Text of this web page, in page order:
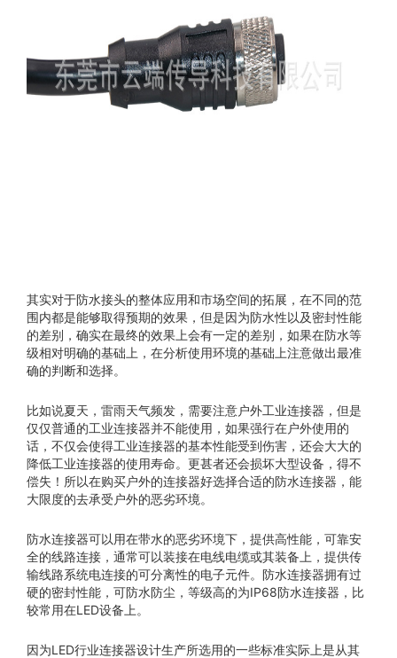
其实对于防水接头的整体应用和市场空间的拓展，在不同的范
围内都是能够取得预期的效果，但是因为防水性以及密封性能
的差别，确实在最终的效果上会有一定的差别，如果在防水等
级相对明确的基础上，在分析使用环境的基础上注意做出最准
确的判断和选择。
比如说夏天，雷雨天气频发，需要注意户外工业连接器，但是
仅仅普通的工业连接器并不能使用，如果强行在户外使用的
话，不仅会使得工业连接器的基本性能受到伤害，还会大大的
降低工业连接器的使用寿命。更甚者还会损坏大型设备，得不
偿失！所以在购买户外的连接器好选择合适的防水连接器，能
大限度的去承受户外的恶劣环境。
防水连接器可以用在带水的恶劣环境下，提供高性能，可靠安
全的线路连接，通常可以装接在电线电缆或其装备上，提供传
输线路系统电连接的可分离性的电子元件。防水连接器拥有过
硬的密封性能，可防水防尘，等级高的为IP68防水连接器，比
较常用在LED设备上。
因为LED行业连接器设计生产所选用的一些标准实际上是从其